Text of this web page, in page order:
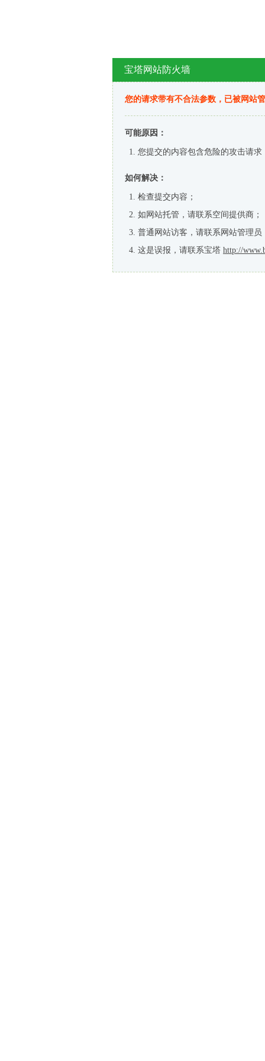
宝塔网站防火墙
您的请求带有不合法参数，已被网站
可能原因：
您提交的内容包含危险的攻击请求
如何解决：
检查提交内容；
如网站托管，请联系空间提供商；
普通网站访客，请联系网站管理员
这是误报，请联系宝塔 http://